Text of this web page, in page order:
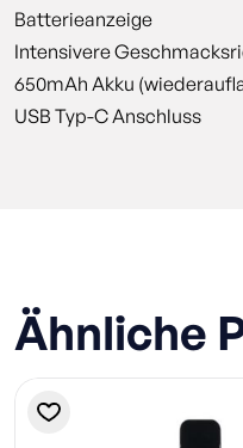
Batterieanzeige
Intensivere
650mAh Akku
USB Typ-C Anschluss
Ähnliche